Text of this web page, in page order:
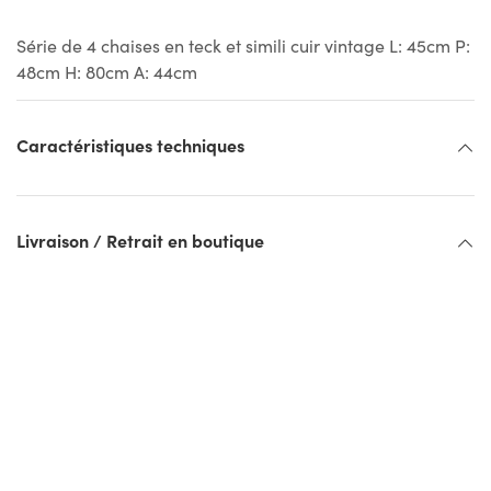
Série de 4 chaises en teck et simili cuir vintage L: 45cm P:
48cm H: 80cm A: 44cm
Caractéristiques techniques
Livraison / Retrait en boutique